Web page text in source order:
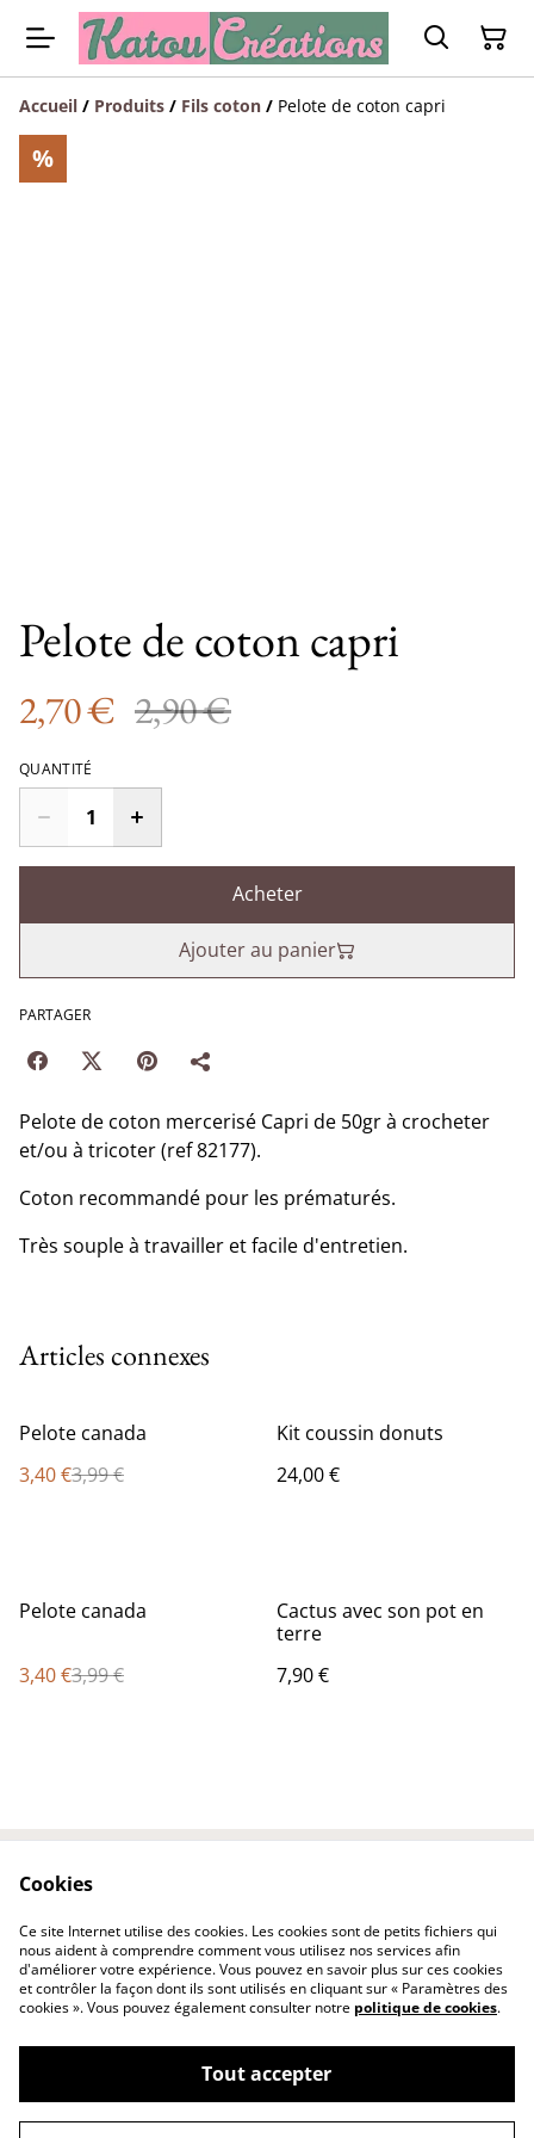
Accueil / Produits / Fils coton / Pelote de coton capri
%
Pelote de coton capri
2,70 € 2,90 €
QUANTITÉ
Acheter
Ajouter au panier
PARTAGER
Pelote de coton mercerisé Capri de 50gr à crocheter
et/ou à tricoter (ref 82177).
Coton recommandé pour les prématurés.
Très souple à travailler et facile d'entretien.
Articles connexes
%
Pelote canada
3,40 €3,99 €
Kit coussin donuts
24,00 €
%
Pelote canada
3,40 €3,99 €
Cactus avec son pot en
terre
7,90 €
Politique de
confidentialité
Politique de cookies
©2026katou créations
Cookies
Ce site Internet utilise des cookies. Les cookies sont de petits fichiers qui
nous aident à comprendre comment vous utilisez nos services afin
d'améliorer votre expérience. Vous pouvez en savoir plus sur ces cookies
et contrôler la façon dont ils sont utilisés en cliquant sur « Paramètres des
cookies ». Vous pouvez également consulter notre politique de cookies.
Tout accepter